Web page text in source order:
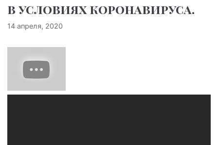
в условиях коронавируса.
14 апреля, 2020